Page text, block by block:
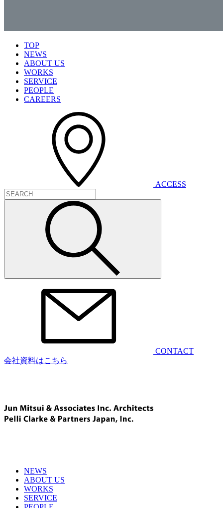
TOP
NEWS
ABOUT US
WORKS
SERVICE
PEOPLE
CAREERS
ACCESS
CONTACT
会社資料はこちら
NEWS
ABOUT US
WORKS
SERVICE